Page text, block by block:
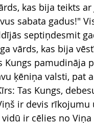
kas bija teikts
sabata gadus!"
septiņdesmit
vārds, kas bija
Kungs pamudināja
ķēniņa valsti, pat
Tas Kungs,
ir devis rīkojumu
ir cēlies no